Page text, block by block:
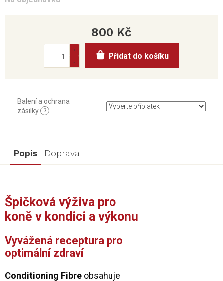
Balení a ochrana
zásilky
?
800 Kč
cena:
Přidat do košíku
Popis Doprava
Špičková výživa pro
koně v kondici a výkonu
Vyvážená receptura pro
optimální zdraví
Conditioning Fibre obsahuje